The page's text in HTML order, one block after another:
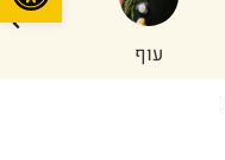
עוף